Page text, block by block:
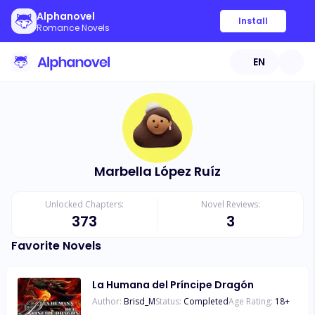
Alphanovel
Romance Novels
Install
EN
Marbella López Ruíz
Unlocked Chapters:
373
Novel Reviews:
3
Favorite Novels
La Humana del Príncipe Dragón
Author: Brisd_MStatus: CompletedAge Rating: 18+